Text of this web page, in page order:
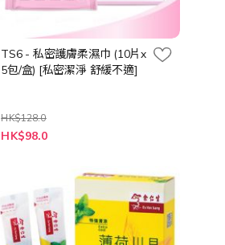
TS6 - 私密護膚柔濕巾 (10片x
5包/盒) [私密潔淨 舒緩不適]
HK$128.0
特
殊
HK$98.0